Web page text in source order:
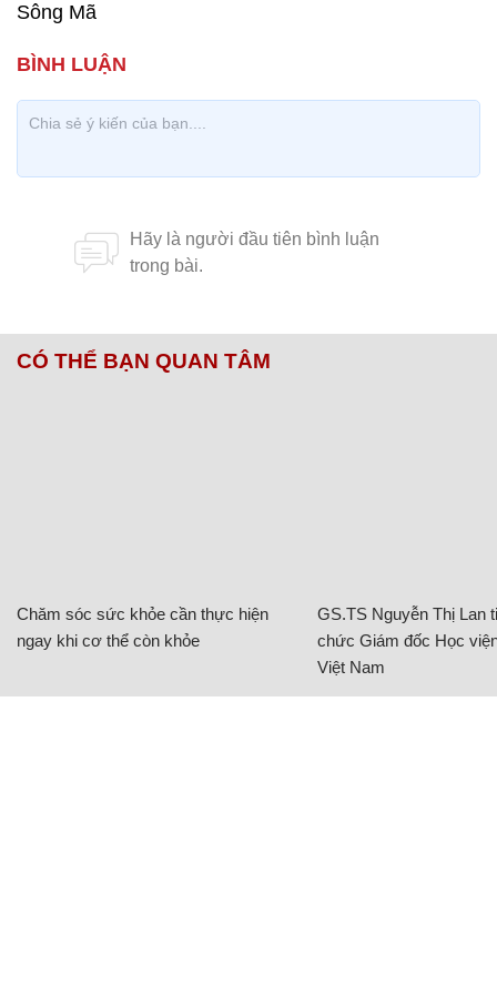
Sông Mã
CÓ THỂ BẠN QUAN TÂM
Chăm sóc sức khỏe cần thực hiện
ngay khi cơ thể còn khỏe
GS.TS Nguyễn Thị Lan
chức Giám đốc Học
Việt Nam